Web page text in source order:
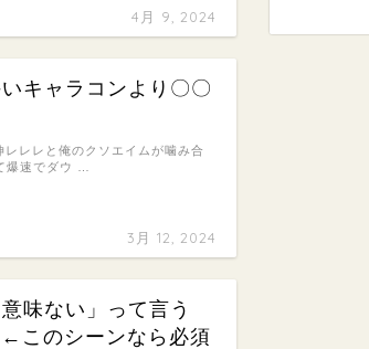
4月 9, 2024
キャラコンより〇〇
3月 12, 2024
レと俺のクソエイムが噛み合
爆速でダウ …
味ない」って言う
このシーンなら必須